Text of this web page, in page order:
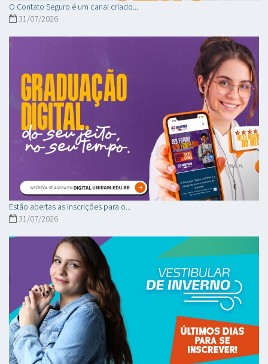
O Contato Seguro é um canal criado...
31/07/2026
Estão abertas as inscrições para o...
31/07/2026